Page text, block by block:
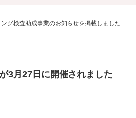
グ検査助成事業のお知らせを掲載しました
3月27日に開催されました